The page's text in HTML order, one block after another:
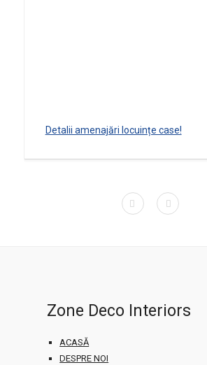
Detalii amenajări locuințe case!
Zone Deco Interiors
ACASĂ
DESPRE NOI